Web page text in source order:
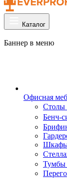
Каталог
Баннер в меню
Офисная
Бенч-
Тумбы